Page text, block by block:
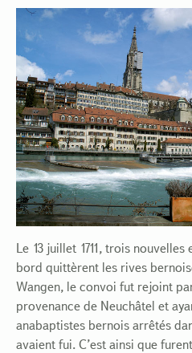
Le 13 juillet 1711, trois
bord quittèrent les rives
Wangen, le convoi fut rejoint
provenance de Neuchâtel et
anabaptistes bernois arrêtés
avaient fui. C’est ainsi que